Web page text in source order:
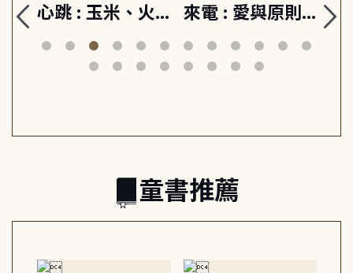
心跳 : 玉米、火
山與信仰, 外交官
筆下的現代馬雅
來電 : 愛與原則,
建立教養的安定
節奏 22個行動練
關
童書推薦